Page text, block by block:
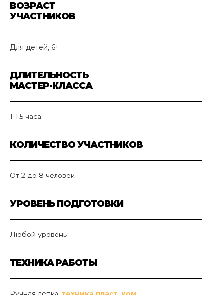
ВОЗРАСТ
УЧАСТНИКОВ
Для детей, 6+
ДЛИТЕЛЬНОСТЬ
МАСТЕР-КЛАССА
1-1,5 часа
КОЛИЧЕСТВО УЧАСТНИКОВ
От 2 до 8 человек
УРОВЕНЬ ПОДГОТОВКИ
Любой уровень
ТЕХНИКА РАБОТЫ